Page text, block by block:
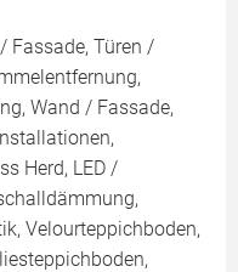
Fassade, Türen /
Wand / Fassade,
Herd, LED /
Velourteppichboden,